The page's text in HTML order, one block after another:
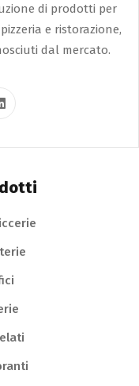
di prodotti per
e ristorazione,
dal mercato.